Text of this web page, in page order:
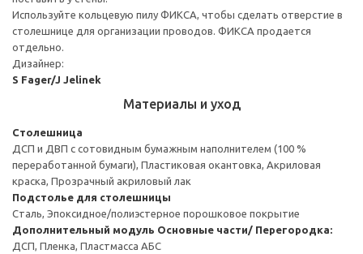
Используйте кольцевую пилу ФИКСА, чтобы сделать отверстие в
столешнице для организации проводов. ФИКСА продается
отдельно.
Дизайнер:
S Fager/J Jelinek
Материалы и уход
Столешница
ДСП и ДВП с сотовидным бумажным наполнителем (100 %
переработанной бумаги), Пластиковая окантовка, Акриловая
краска, Прозрачный акриловый лак
Подстолье для столешницы
Сталь, Эпоксидное/полиэстерное порошковое покрытие
Дополнительный модуль Основные части/ Перегородка:
ДСП, Пленка, Пластмасса АБС